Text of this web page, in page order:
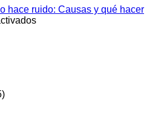
no
hace ruido: Causas y qué hacer
en